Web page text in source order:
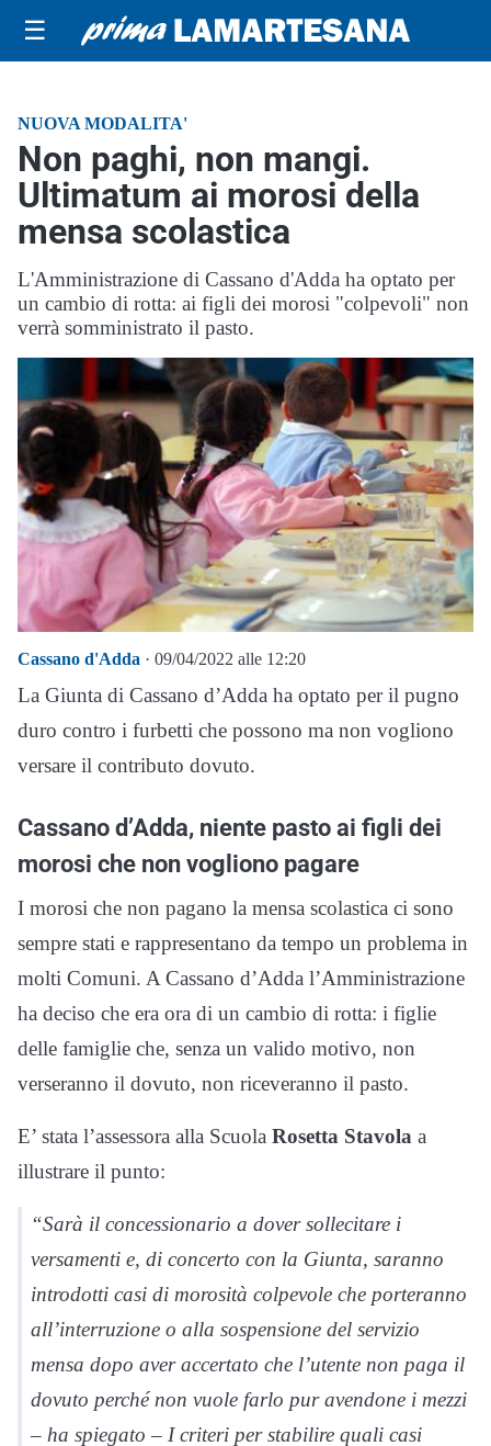
☰
NUOVA MODALITA'
Non paghi, non mangi.
Ultimatum ai morosi della
mensa scolastica
L'Amministrazione di Cassano d'Adda ha optato per
un cambio di rotta: ai figli dei morosi "colpevoli" non
verrà somministrato il pasto.
Cassano d'Adda · 09/04/2022 alle 12:20
La Giunta di Cassano d’Adda ha optato per il pugno
duro contro i furbetti che possono ma non vogliono
versare il contributo dovuto.
Cassano d’Adda, niente pasto ai figli dei
morosi che non vogliono pagare
I morosi che non pagano la mensa scolastica ci sono
sempre stati e rappresentano da tempo un problema in
molti Comuni. A Cassano d’Adda l’Amministrazione
ha deciso che era ora di un cambio di rotta: i figlie
delle famiglie che, senza un valido motivo, non
verseranno il dovuto, non riceveranno il pasto.
E’ stata l’assessora alla Scuola Rosetta Stavola a
illustrare il punto:
“Sarà il concessionario a dover sollecitare i
versamenti e, di concerto con la Giunta, saranno
introdotti casi di morosità colpevole che porteranno
all’interruzione o alla sospensione del servizio
mensa dopo aver accertato che l’utente non paga il
dovuto perché non vuole farlo pur avendone i mezzi
– ha spiegato – I criteri per stabilire quali casi